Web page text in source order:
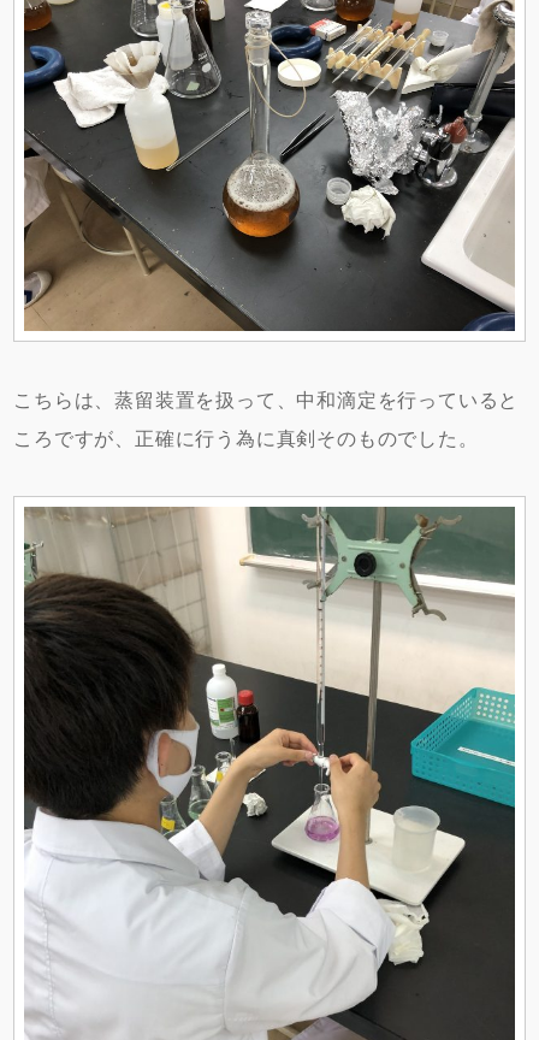
こちらは、蒸留装置を扱って、中和滴定を行っていると
ころですが、正確に行う為に真剣そのものでした。